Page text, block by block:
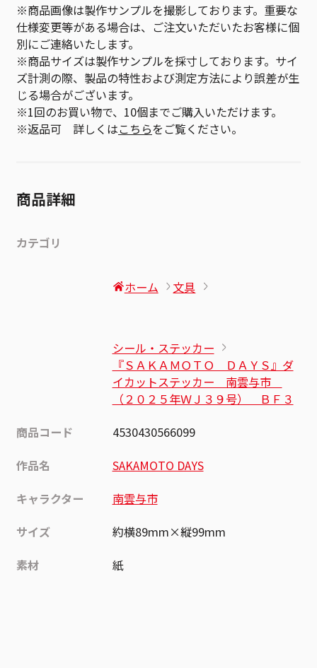
※商品画像は製作サンプルを撮影しております。重要な
仕様変更等がある場合は、ご注文いただいたお客様に個
別にご連絡いたします。
※商品サイズは製作サンプルを採寸しております。サイ
ズ計測の際、製品の特性および測定方法により誤差が生
じる場合がございます。
※1回のお買い物で、10個までご購入いただけます。
※返品可 詳しくはこちらをご覧ください。
商品詳細
カテゴリ
ホーム 文具
シール・ステッカー
『ＳＡＫＡＭＯＴＯ ＤＡＹＳ』ダ
イカットステッカー 南雲与市
（２０２５年ＷＪ３９号） ＢＦ３
商品コード
4530430566099
作品名
SAKAMOTO DAYS
キャラクター
南雲与市
サイズ
約横89mm×縦99mm
素材
紙